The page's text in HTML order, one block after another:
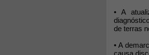
• A
de terras
• A
causa